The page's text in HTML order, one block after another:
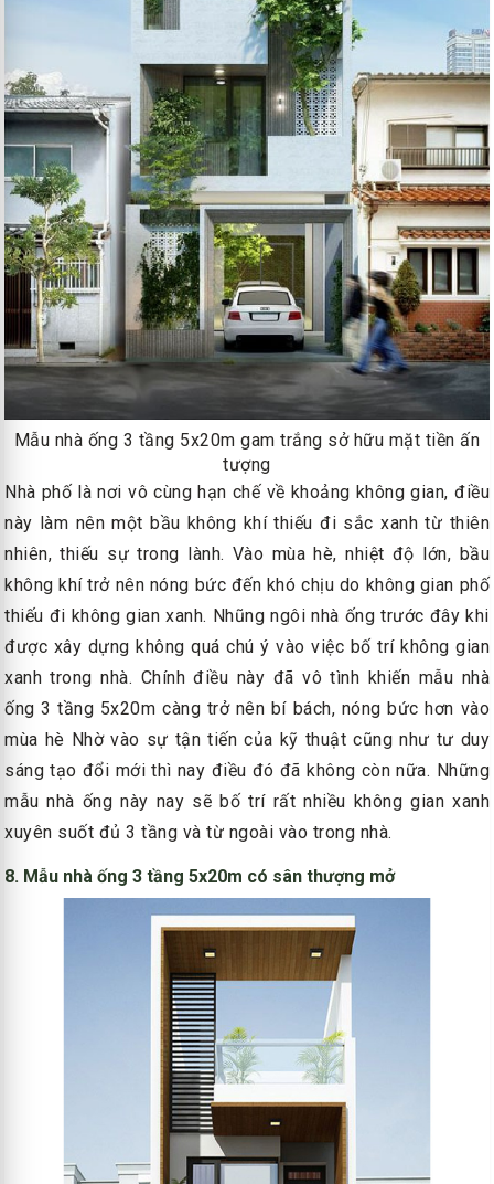
Mẫu nhà ống 3 tầng 5x20m gam trắng sở hữu mặt tiền ấn
tượng
Nhà phố là nơi vô cùng hạn chế về khoảng không gian, điều
này làm nên một bầu không khí thiếu đi sắc xanh từ thiên
nhiên, thiếu sự trong lành. Vào mùa hè, nhiệt độ lớn, bầu
không khí trở nên nóng bức đến khó chịu do không gian phố
thiếu đi không gian xanh. Nhũng ngôi nhà ống trước đây khi
được xây dựng không quá chú ý vào việc bố trí không gian
xanh trong nhà. Chính điều này đã vô tình khiến mẫu nhà
ống 3 tầng 5x20m càng trở nên bí bách, nóng bức hơn vào
mùa hè Nhờ vào sự tận tiến của kỹ thuật cũng như tư duy
sáng tạo đổi mới thì nay điều đó đã không còn nữa. Những
mẫu nhà ống này nay sẽ bố trí rất nhiều không gian xanh
xuyên suốt đủ 3 tầng và từ ngoài vào trong nhà.
8. Mẫu nhà ống 3 tầng 5x20m có sân thượng mở